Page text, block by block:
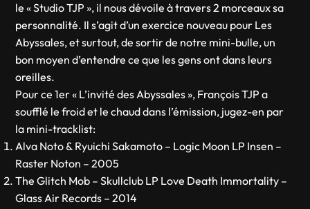
le « Studio TJP », il nous dévoile à travers 2 morceaux sa
personnalité. Il s’agit d’un exercice nouveau pour Les
Abyssales, et surtout, de sortir de notre mini-bulle, un
bon moyen d’entendre ce que les gens ont dans leurs
oreilles.
Pour ce 1er « L’invité des Abyssales », François TJP a
soufflé le froid et le chaud dans l’émission, jugez-en par
la mini-tracklist:
Alva Noto & Ryuichi Sakamoto – Logic Moon LP Insen –
Raster Noton – 2005
The Glitch Mob – Skullclub LP Love Death Immortality –
Glass Air Records – 2014